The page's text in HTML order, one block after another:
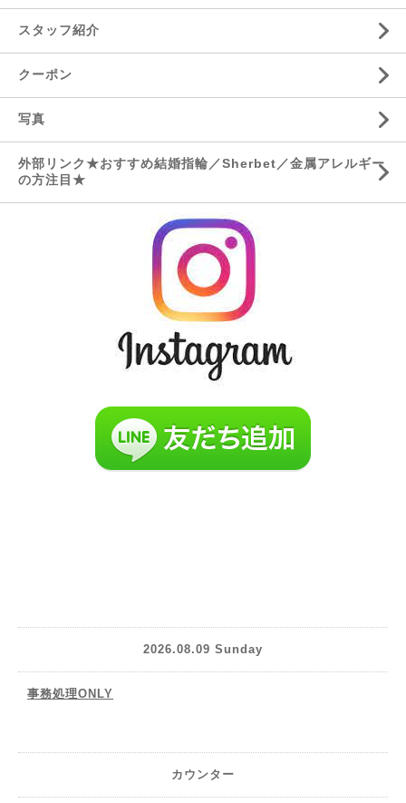
スタッフ紹介
クーポン
写真
外部リンク★おすすめ結婚指輪／Sherbet／金属アレルギー
の方注目★
2026.08.09 Sunday
事務処理ONLY
カウンター